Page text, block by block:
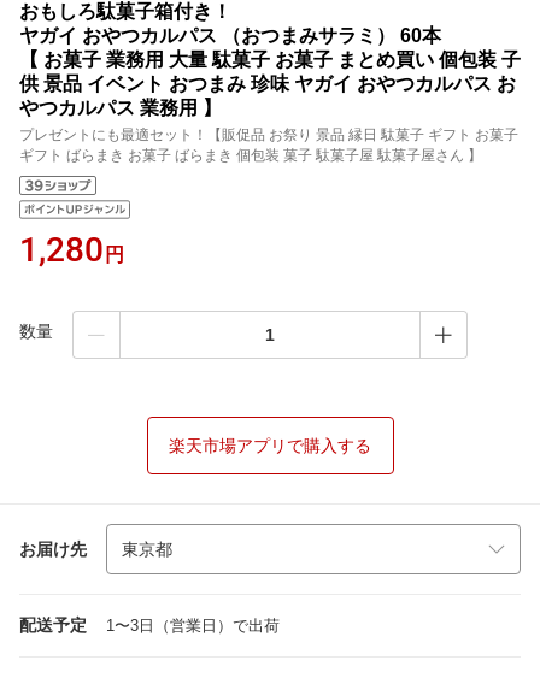
おもしろ駄菓子箱付き！
ヤガイ おやつカルパス （おつまみサラミ） 60本
【 お菓子 業務用 大量 駄菓子 お菓子 まとめ買い 個包装 子
供 景品 イベント おつまみ 珍味 ヤガイ おやつカルパス お
やつカルパス 業務用 】
プレゼントにも最適セット！【販促品 お祭り 景品 縁日 駄菓子 ギフト お菓子
ギフト ばらまき お菓子 ばらまき 個包装 菓子 駄菓子屋 駄菓子屋さん 】
1,280 円
数量
楽天市場アプリで購入する
お届け先
配送予定 1〜3日（営業日）で出荷